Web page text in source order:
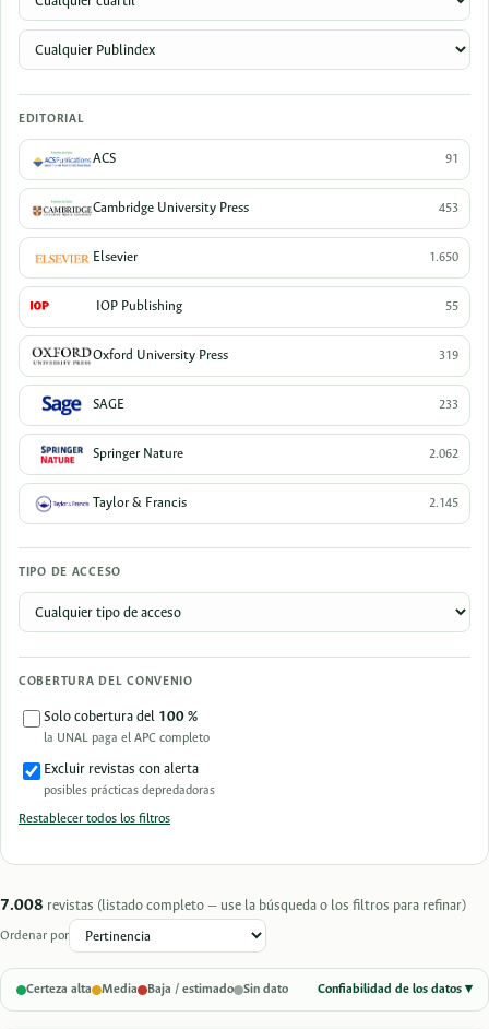
EDITORIAL
ACS 91
Cambridge University Press 453
Elsevier 1.650
IOP Publishing 55
Oxford University Press 319
SAGE 233
Springer Nature 2.062
Taylor & Francis 2.145
TIPO DE ACCESO
COBERTURA DEL CONVENIO
Solo cobertura del 100 %
la UNAL paga el APC completo
Excluir revistas con alerta
posibles prácticas depredadoras
Restablecer todos los filtros
7.008 revistas (listado completo — use la búsqueda o los filtros para refinar)
Ordenar por
Certeza alta Media Baja / estimado Sin dato Confiabilidad de los datos ▾